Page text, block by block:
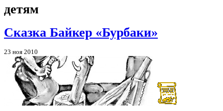
детям
Сказка Байкер «Бурбаки»
23 ноя 2010